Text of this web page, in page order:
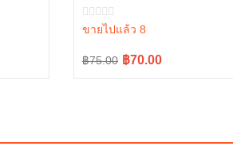
L4708, L5018 tc402-13680 = 2
ขายไปแล้ว 8
฿75.00
Original฿70.00
Current